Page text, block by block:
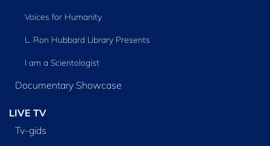
Voices for Humanity
L. Ron Hubbard Library Presents
I am a Scientologist
Documentary Showcase
LIVE TV
Tv‑gids